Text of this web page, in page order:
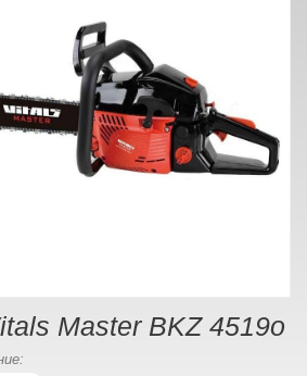
Master BKZ 4519o